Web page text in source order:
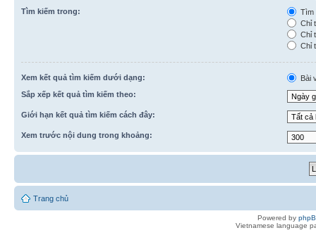
Tìm kiếm trong:
Tìm
Chỉ
Chỉ
Chỉ
Xem kết quả tìm kiếm dưới dạng:
Bài
Sắp xếp kết quả tìm kiếm theo:
Giới hạn kết quả tìm kiếm cách đây:
Xem trước nội dung trong khoảng:
Trang chủ
Powered by
Vietnamese language